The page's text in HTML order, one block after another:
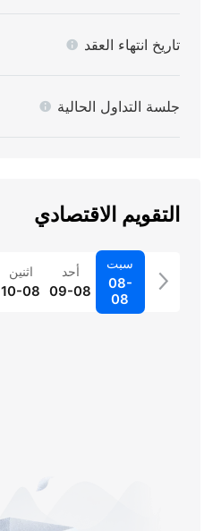
تاريخ انتهاء العقد
جلسة التداول الحالية
التقويم الاقتصادي
سبت
08-
08
أحد
09-08
اثنين
10-08